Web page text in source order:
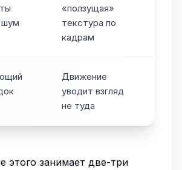
шум
«ползущая»
текстура по
кадрам
Движение
уводит взгляд
не туда
этого занимает две-три